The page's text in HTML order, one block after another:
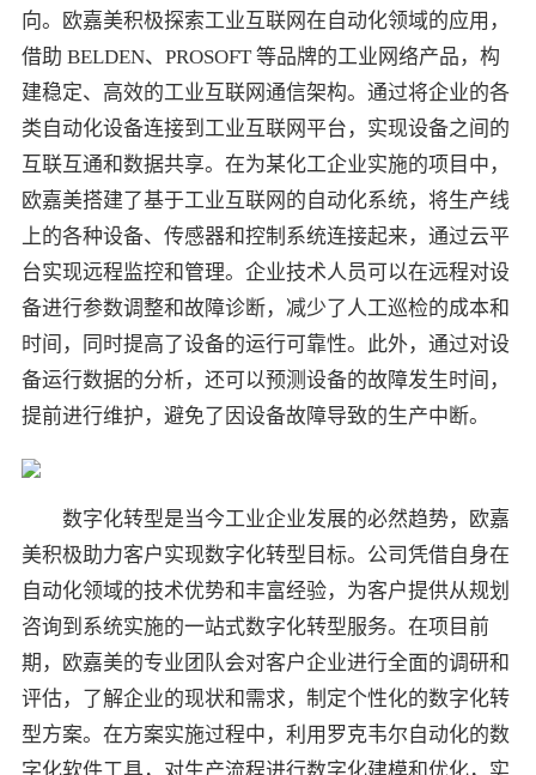
向。欧嘉美积极探索工业互联网在自动化领域的应用，
借助 BELDEN、PROSOFT 等品牌的工业网络产品，构
建稳定、高效的工业互联网通信架构。通过将企业的各
类自动化设备连接到工业互联网平台，实现设备之间的
互联互通和数据共享。在为某化工企业实施的项目中，
欧嘉美搭建了基于工业互联网的自动化系统，将生产线
上的各种设备、传感器和控制系统连接起来，通过云平
台实现远程监控和管理。企业技术人员可以在远程对设
备进行参数调整和故障诊断，减少了人工巡检的成本和
时间，同时提高了设备的运行可靠性。此外，通过对设
备运行数据的分析，还可以预测设备的故障发生时间，
提前进行维护，避免了因设备故障导致的生产中断。
数字化转型是当今工业企业发展的必然趋势，欧嘉
美积极助力客户实现数字化转型目标。公司凭借自身在
自动化领域的技术优势和丰富经验，为客户提供从规划
咨询到系统实施的一站式数字化转型服务。在项目前
期，欧嘉美的专业团队会对客户企业进行全面的调研和
评估，了解企业的现状和需求，制定个性化的数字化转
型方案。在方案实施过程中，利用罗克韦尔自动化的数